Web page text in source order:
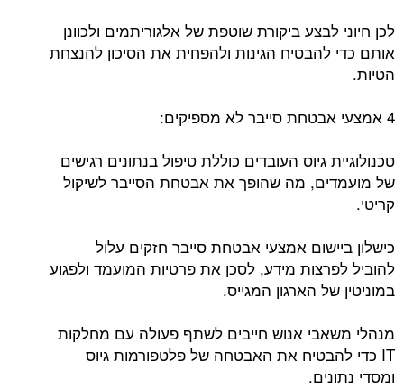
לכן חיוני לבצע ביקורת שוטפת של אלגוריתמים ולכוונן
אותם כדי להבטיח הגינות ולהפחית את הסיכון להנצחת
הטיות.
4 אמצעי אבטחת סייבר לא מספיקים:
טכנולוגיית גיוס העובדים כוללת טיפול בנתונים רגישים
של מועמדים, מה שהופך את אבטחת הסייבר לשיקול
קריטי.
כישלון ביישום אמצעי אבטחת סייבר חזקים עלול
להוביל לפרצות מידע, לסכן את פרטיות המועמד ולפגוע
במוניטין של הארגון המגייס.
מנהלי משאבי אנוש חייבים לשתף פעולה עם מחלקות
IT כדי להבטיח את האבטחה של פלטפורמות גיוס
ומסדי נתונים.